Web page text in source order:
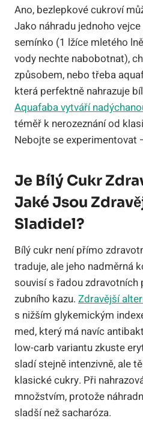
Ano, bezlepkové cukroví
Jako náhradu jednoho
semínko (1 lžíce mletého
vody nechte nabobotnat),
způsobem, nebo třeba
která perfektně nahrazuje
Aquafaba vytváří
téměř k nerozeznání od
Nebojte se experimentovat
Je Bílý Cukr
Jaké Jsou
Sladidel?
Bílý cukr není přímo
traduje, ale jeho nadměrná
souvisí s řadou zdravotních
zubního kazu. Zdravější
s nižším glykemickým
med, který má navíc
low-carb variantu zkuste
sladí stejně intenzivně, ale
klasické cukry. Při
množstvím, protože
sladší než sacharóza.